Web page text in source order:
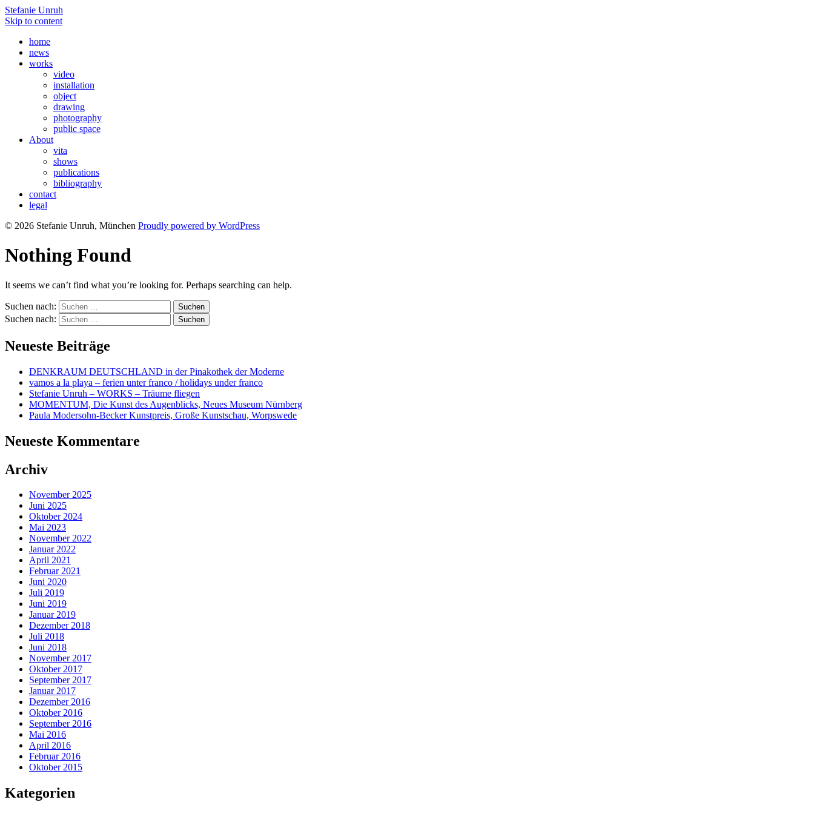
Stefanie Unruh
Skip to content
home
news
works
video
installation
object
drawing
photography
public space
About
vita
shows
publications
bibliography
contact
legal
© 2026 Stefanie Unruh, München Proudly powered by WordPress
Nothing Found
It seems we can’t find what you’re looking for. Perhaps searching can help.
Suchen nach:
Suchen nach:
Neueste Beiträge
DENKRAUM DEUTSCHLAND in der Pinakothek der Moderne
vamos a la playa – ferien unter franco / holidays under franco
Stefanie Unruh – WORKS – Träume fliegen
MOMENTUM, Die Kunst des Augenblicks, Neues Museum Nürnberg
Paula Modersohn-Becker Kunstpreis, Große Kunstschau, Worpswede
Neueste Kommentare
Archiv
November 2025
Juni 2025
Oktober 2024
Mai 2023
November 2022
Januar 2022
April 2021
Februar 2021
Juni 2020
Juli 2019
Juni 2019
Januar 2019
Dezember 2018
Juli 2018
Juni 2018
November 2017
Oktober 2017
September 2017
Januar 2017
Dezember 2016
Oktober 2016
September 2016
Mai 2016
April 2016
Februar 2016
Oktober 2015
Kategorien